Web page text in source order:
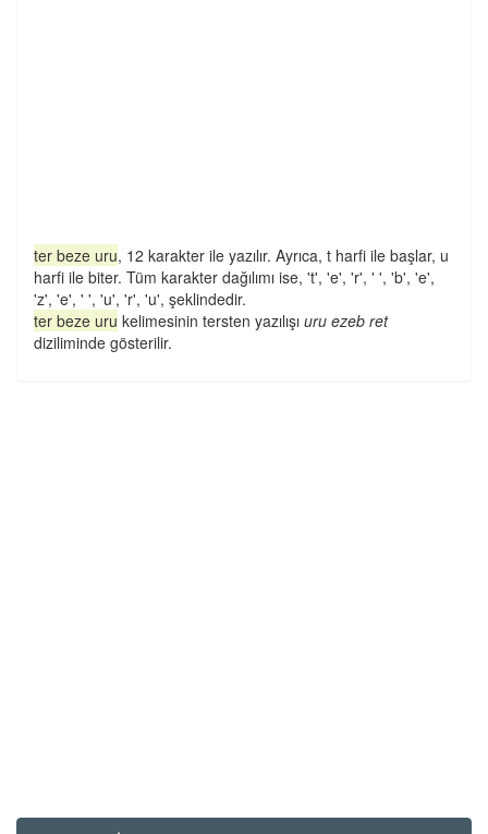
ter beze uru, 12 karakter ile yazılır. Ayrıca, t harfi ile başlar, u
harfi ile biter. Tüm karakter dağılımı ise, 't', 'e', 'r', ' ', 'b', 'e',
'z', 'e', ' ', 'u', 'r', 'u', şeklindedir.
ter beze uru kelimesinin tersten yazılışı uru ezeb ret
diziliminde gösterilir.